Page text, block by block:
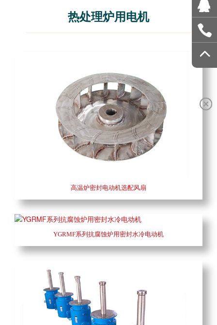
热处理炉用电机
高温炉密封电动机选配风扇
YGRMF系列抗腐蚀炉用密封水冷电动机